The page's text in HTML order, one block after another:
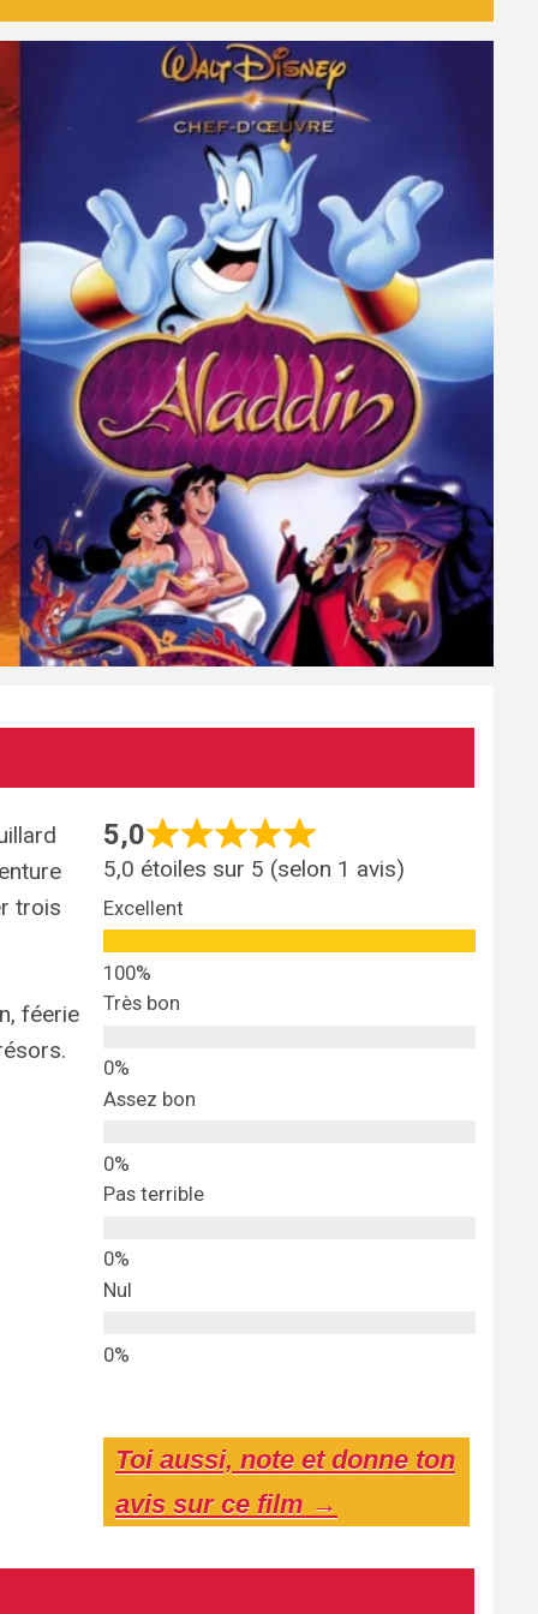
trois
féerie
5,0
5,0 étoiles sur 5 (selon 1 avis)
Excellent
Très bon
Assez bon
Pas terrible
Nul
Toi aussi, note et donne ton
avis sur ce film →